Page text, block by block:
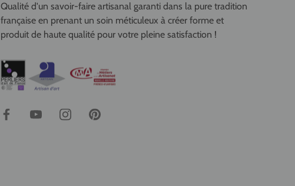
Qualité d'un savoir-faire artisanal garanti dans la pure tradition
française en prenant un soin méticuleux à créer forme et
produit de haute qualité pour votre pleine satisfaction !